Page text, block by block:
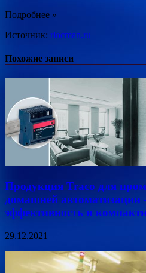
Подробнее »
Источник: rlocman.ru
Похожие записи
Продукция Traco для
домашней автоматизации
эффективность и
29.12.2021